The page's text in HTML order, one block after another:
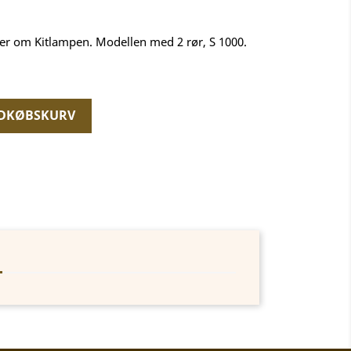
om Kitlampen. Modellen med 2 rør, S 1000.